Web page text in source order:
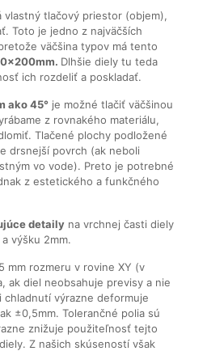
vlastný tlačový priestor (objem),
Toto je jedno z najväčších
väčšina typov má tento
Dlhšie diely tu teda
ich rozdeliť a poskladať.
ako 45° je možné tlačiť väčšinou
z rovnakého materiálu,
Tlačené plochy podložené
drsnejší povrch (ak neboli
vo vode). Preto je potrebné
z estetického a funkčného
detaily na vrchnej časti diely
výšku 2mm.
mm rozmeru v rovine XY (v
ak diel neobsahuje previsy a nie
chladnutí výrazne deformuje
±0,5mm. Tolerančné polia sú
znižuje použiteľnosť tejto
Z našich skúseností však